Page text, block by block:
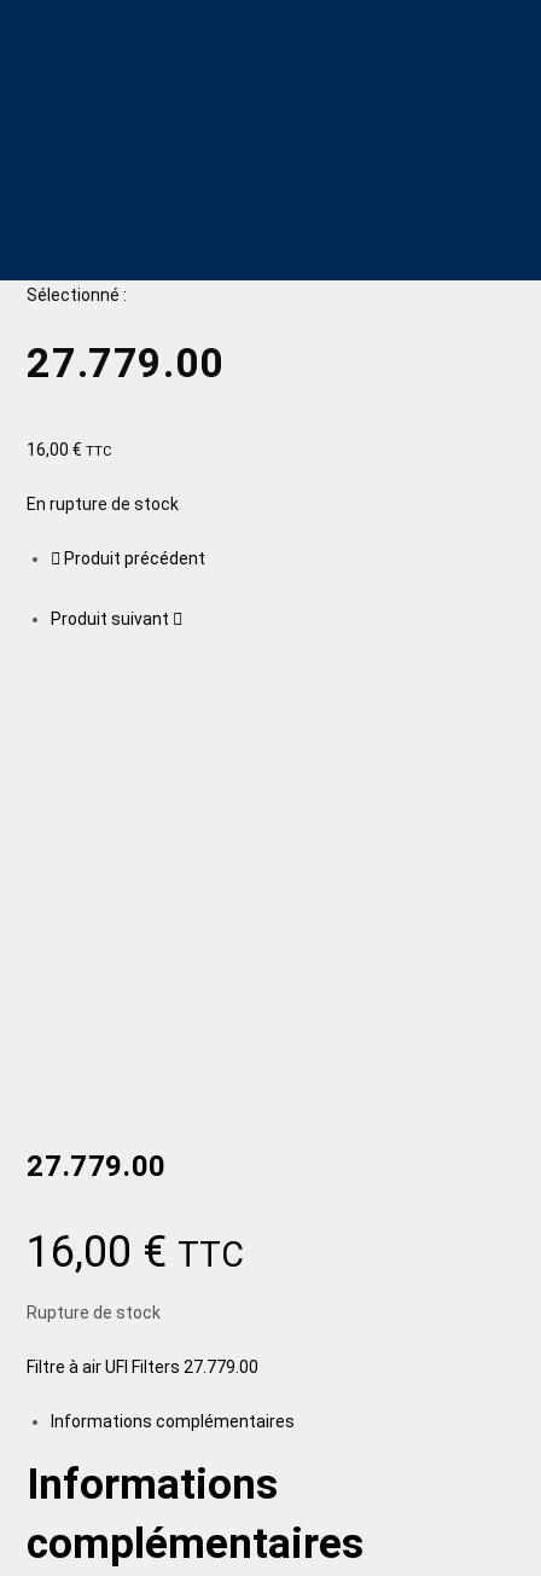
Sélectionné :
27.779.00
16,00€ TTC
En rupture de stock
Produit précédent
Produit suivant
27.779.00
16,00 € TTC
Rupture de stock
Filtre à air UFI Filters 27.779.00
Informations complémentaires
Informations
complémentaires